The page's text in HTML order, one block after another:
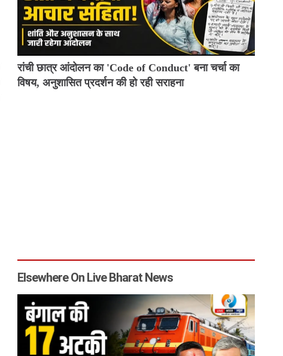
रांची छात्र आंदोलन का 'Code of Conduct' बना चर्चा का
विषय, अनुशासित प्रदर्शन की हो रही सराहना
Elsewhere On Live Bharat News